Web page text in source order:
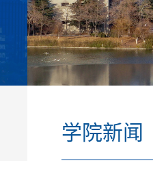
学院新闻